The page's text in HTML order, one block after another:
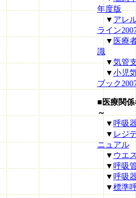
年度版
▼ アレ
ライン
▼ 医療
識
▼気管
▼小児
ブック
■医療関
～
▼呼吸
▼ レジ
ニュアル
▼ ウエ
▼呼吸
▼呼吸
▼標準